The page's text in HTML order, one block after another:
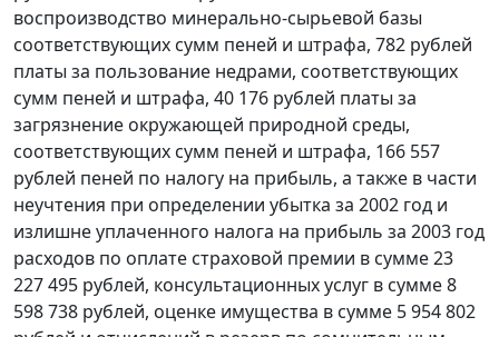
воспроизводство минерально-сырьевой базы
соответствующих сумм пеней и штрафа, 782 рублей
платы за пользование недрами, соответствующих
сумм пеней и штрафа, 40 176 рублей платы за
загрязнение окружающей природной среды,
соответствующих сумм пеней и штрафа, 166 557
рублей пеней по налогу на прибыль, а также в части
неучтения при определении убытка за 2002 год и
излишне уплаченного налога на прибыль за 2003 год
расходов по оплате страховой премии в сумме 23
227 495 рублей, консультационных услуг в сумме 8
598 738 рублей, оценке имущества в сумме 5 954 802